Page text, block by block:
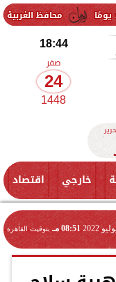
الغربية يتفقد حزمة
18:44
صفر
24
1448
خارجي اقتصاد
08:51 مـ بتوقيت القاهرة